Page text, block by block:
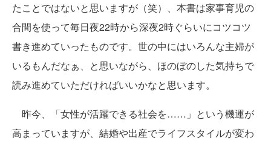
たことではないと思いますが（笑）、本書は家事育児の
合間を使って毎日夜22時から深夜2時ぐらいにコツコツ
書き進めていったものです。世の中にはいろんな主婦が
いるもんだなぁ、と思いながら、ほのぼのした気持ちで
読み進めていただければいいかなと思います。
昨今、「女性が活躍できる社会を……」という機運が
高まっていますが、結婚や出産でライフスタイルが変わ